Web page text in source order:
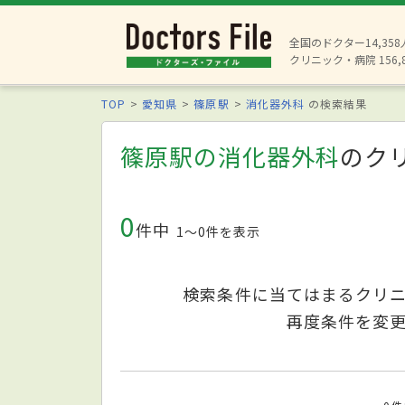
全国のドクター14,358
クリニック・病院
TOP 愛知県 篠原駅 消化器外科 の検索結果
篠原駅の消化器外科のク
0件中 1〜0件を表示
検索条件に当てはまるクリ
再度条件を変